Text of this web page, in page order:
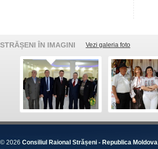
STRĂȘENI ÎN IMAGINI Vezi galeria foto
© 2026 Consiliul Raional Strășeni - Republica Moldova